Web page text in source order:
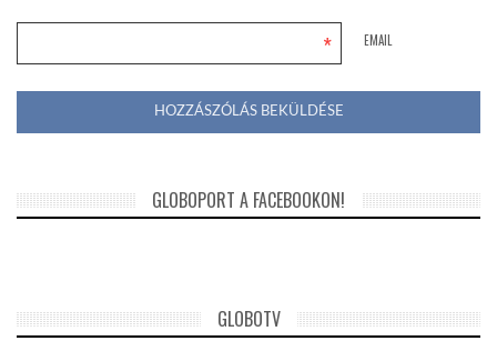
EMAIL
*
GLOBOPORT A FACEBOOKON!
GLOBOTV